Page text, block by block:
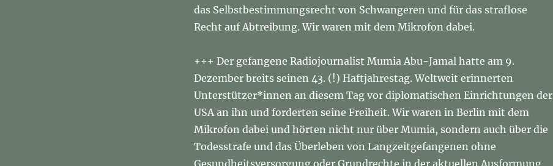
das Selbstbestimmungsrecht von Schwangeren und für das straflose
Recht auf Abtreibung. Wir waren mit dem Mikrofon dabei.
+++ Der gefangene Radiojournalist Mumia Abu-Jamal hatte am 9.
Dezember breits seinen 43. (!) Haftjahrestag. Weltweit erinnerten
Unterstützer*innen an diesem Tag vor diplomatischen Einrichtungen der
USA an ihn und forderten seine Freiheit. Wir waren in Berlin mit dem
Mikrofon dabei und hörten nicht nur über Mumia, sondern auch über die
Todesstrafe und das Überleben von Langzeitgefangenen ohne